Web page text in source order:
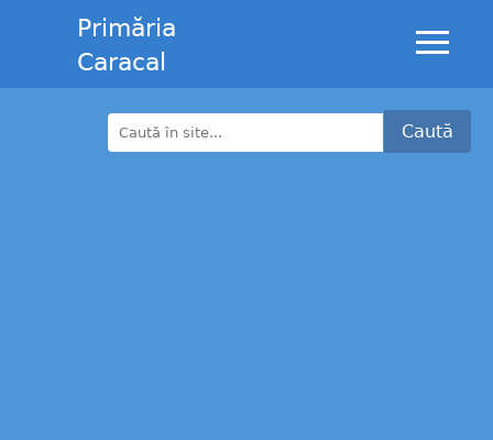
Primăria
Caracal
Caută